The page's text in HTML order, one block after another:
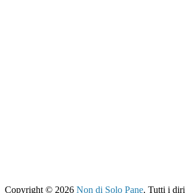
Copyright © 2026 Non di Solo Pane. Tutti i